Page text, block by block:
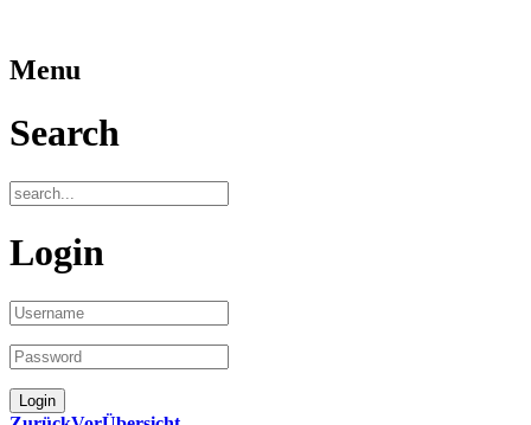
Menu
Search
Login